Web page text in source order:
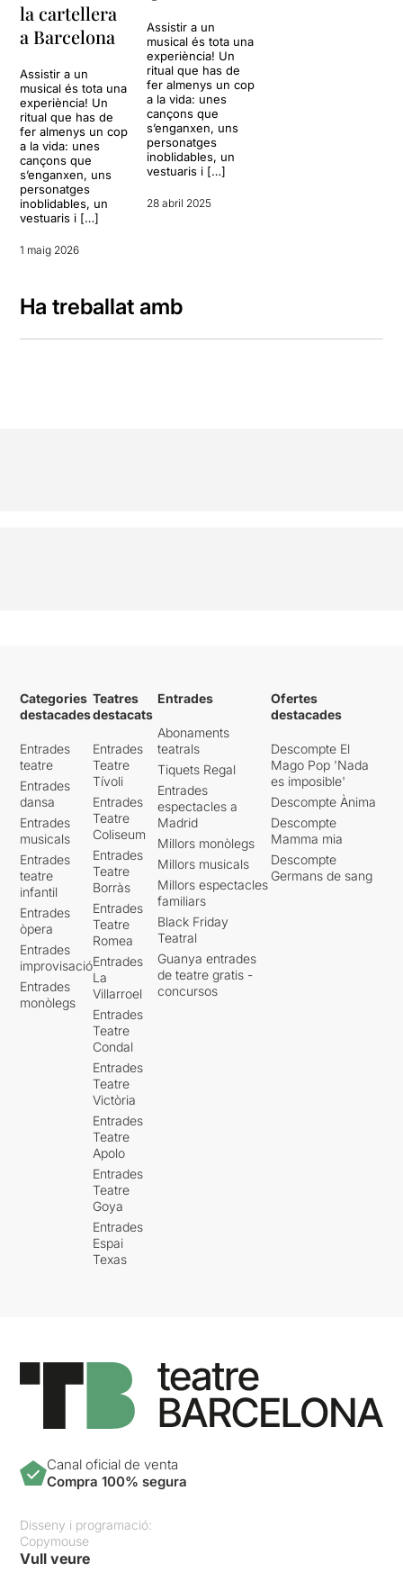
la cartellera
a Barcelona
Assistir a un
musical és tota una
experiència! Un
ritual que has de
fer almenys un cop
a la vida: unes
cançons que
s’enganxen, uns
personatges
inoblidables, un
vestuaris i […]
1 maig 2026
Assistir a un
musical és tota una
experiència! Un
ritual que has de
fer almenys un cop
a la vida: unes
cançons que
s’enganxen, uns
personatges
inoblidables, un
vestuaris i […]
28 abril 2025
Ha treballat amb
Categories
destacades
Entrades
teatre
Entrades
dansa
Entrades
musicals
Entrades
teatre
infantil
Entrades
òpera
Entrades
improvisació
Entrades
monòlegs
Teatres
destacats
Entrades
Teatre
Tívoli
Entrades
Teatre
Coliseum
Entrades
Teatre
Borràs
Entrades
Teatre
Romea
Entrades
La
Villarroel
Entrades
Teatre
Condal
Entrades
Teatre
Victòria
Entrades
Teatre
Apolo
Entrades
Teatre
Goya
Entrades
Espai
Texas
Entrades
Abonaments
teatrals
Tiquets Regal
Entrades
espectacles a
Madrid
Millors monòlegs
Millors musicals
Millors espectacles
familiars
Black Friday
Teatral
Guanya entrades
de teatre gratis -
concursos
Ofertes
destacades
Descompte El
Mago Pop 'Nada
es imposible'
Descompte Ànima
Descompte
Mamma mia
Descompte
Germans de sang
Canal oficial de venta
Compra 100% segura
Disseny i programació:
Copymouse
Vull veure